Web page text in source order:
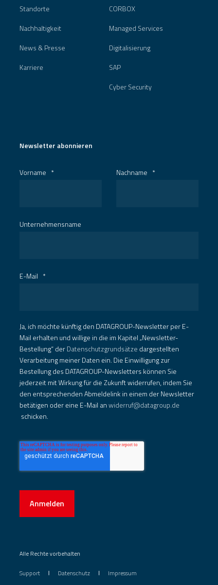
Standorte
Nachhaltigkeit
News & Presse
Karriere
CORBOX
Managed Services
Digitalisierung
SAP
Cyber Security
Newsletter abonnieren
Vorname * Nachname *
Unternehmensname
E-Mail *
Ja, ich möchte künftig den DATAGROUP-Newsletter per E-
Mail erhalten und willige in die im Kapitel „Newsletter-
Bestellung“ derDatenschutzgrundsätze dargestellten
Verarbeitung meiner Daten ein. Die Einwilligung zur
Bestellung des DATAGROUP-Newsletters können Sie
jederzeit mit Wirkung für die Zukunft widerrufen, indem Sie
den entsprechenden Abmeldelink in einem der Newsletter
betätigen oder eine E-Mail anwiderruf@datagroup.de
schicken.
Anmelden
Alle Rechte vorbehalten
Support Datenschutz
Impressum